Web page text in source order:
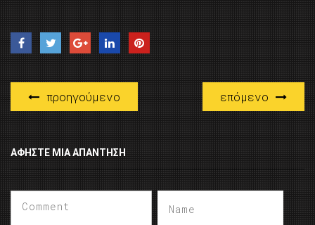
προηγούμενο επόμενο
ΑΦΉΣΤΕ ΜΙΑ ΑΠΆΝΤΗΣΗ